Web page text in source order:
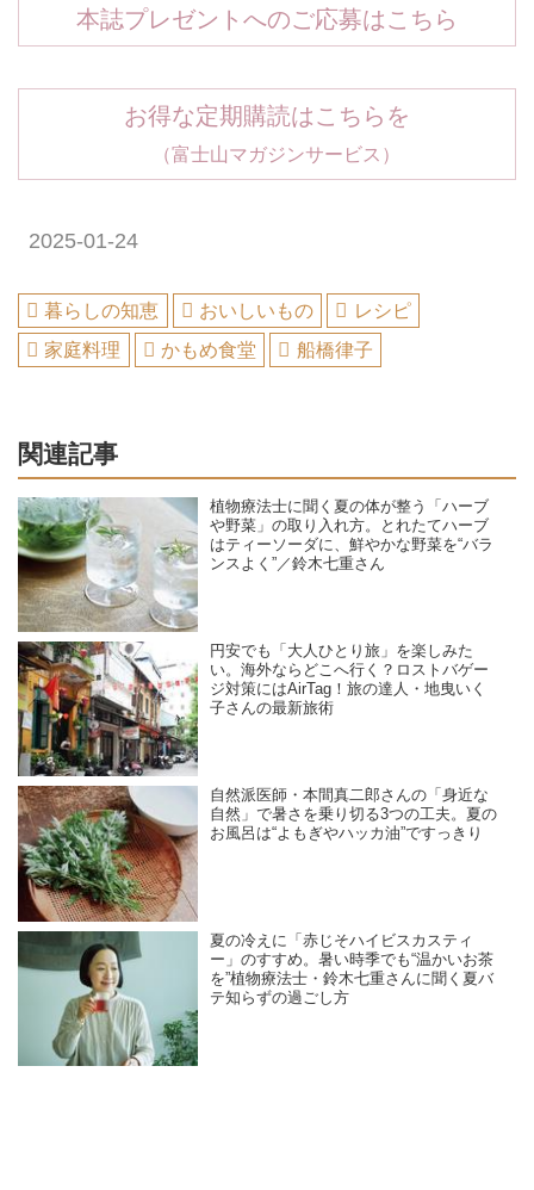
本誌プレゼントへのご応募はこちら
お得な定期購読はこちらを
（富士山マガジンサービス）
2025-01-24
暮らしの知恵 おいしいもの
レシピ
家庭料理
かもめ食堂 船橋律子
関連記事
植物療法士に聞く夏の体が整う「ハーブ
や野菜」の取り入れ方。とれたてハーブ
はティーソーダに、鮮やかな野菜を“バラ
ンスよく”／鈴木七重さん
円安でも「大人ひとり旅」を楽しみた
い。海外ならどこへ行く？ロストバゲー
ジ対策にはAirTag！旅の達人・地曳いく
子さんの最新旅術
自然派医師・本間真二郎さんの「身近な
自然」で暑さを乗り切る3つの工夫。夏の
お風呂は“よもぎやハッカ油”ですっきり
夏の冷えに「赤じそハイビスカスティ
ー」のすすめ。暑い時季でも“温かいお茶
を”植物療法士・鈴木七重さんに聞く夏バ
テ知らずの過ごし方